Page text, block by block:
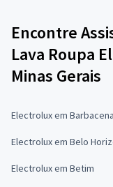
Encontre
Lava Roupa
Minas Gerais
Electrolux em Barbacena
Electrolux em Belo
Electrolux em Betim